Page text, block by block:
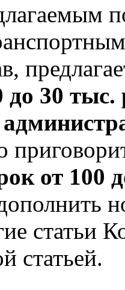
до 30 тыс.
от 100
статьи
статьей.